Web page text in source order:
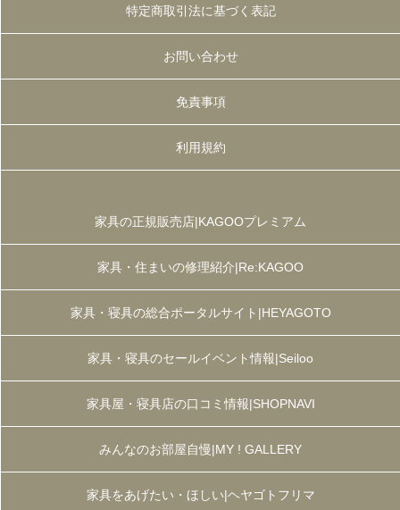
特定商取引法に基づく表記
お問い合わせ
免責事項
利用規約
家具の正規販売店|KAGOOプレミアム
家具・住まいの修理紹介|Re:KAGOO
家具・寝具の総合ポータルサイト|HEYAGOTO
家具・寝具のセールイベント情報|Seiloo
家具屋・寝具店の口コミ情報|SHOPNAVI
みんなのお部屋自慢|MY ! GALLERY
家具をあげたい・ほしい|ヘヤゴトフリマ